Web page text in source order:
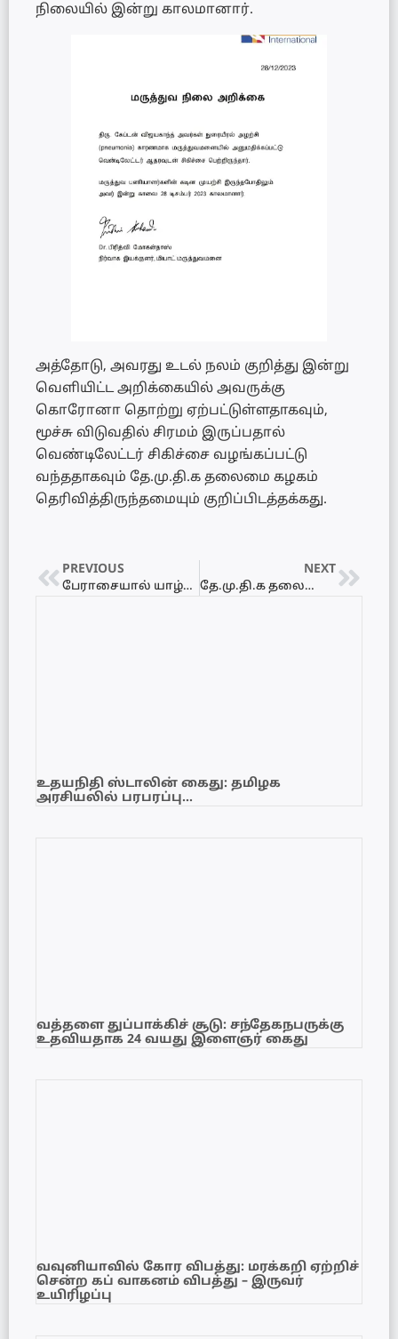
நிலையில் இன்று காலமானார்.
அத்தோடு, அவரது உடல் நலம் குறித்து இன்று
வெளியிட்ட அறிக்கையில் அவருக்கு
கொரோனா தொற்று ஏற்பட்டுள்ளதாகவும்,
மூச்சு விடுவதில் சிரமம் இருப்பதால்
வெண்டிலேட்டர் சிகிச்சை வழங்கப்பட்டு
வந்ததாகவும் தே.மு.தி.க தலைமை கழகம்
தெரிவித்திருந்தமையும் குறிப்பிடத்தக்கது.
PREVIOUS
பேராசையால் யாழ்ப்பாணத்தில் பறிபோன இருவரது பல இலட்சம் ரூபா பணம்!
NEXT
தே.மு.தி.க தலைமை அலுவலகத்தில் விஜயகாந்தின் உடல் நல்லடக்கம்
உதயநிதி ஸ்டாலின் கைது: தமிழக
அரசியலில் பரபரப்பு…
வத்தளை துப்பாக்கிச் சூடு: சந்தேகநபருக்கு
உதவியதாக 24 வயது இளைஞர் கைது
வவுனியாவில் கோர விபத்து: மரக்கறி ஏற்றிச்
சென்ற கப் வாகனம் விபத்து – இருவர்
உயிரிழப்பு